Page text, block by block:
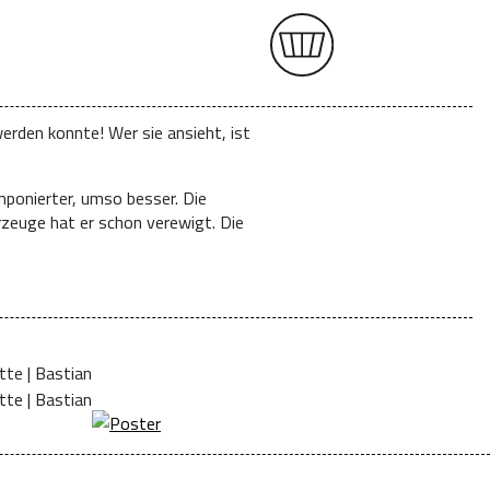
konnte! Wer sie ansieht, ist
umso besser. Die
hat er schon verewigt. Die